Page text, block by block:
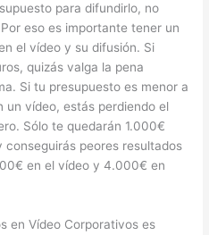
para difundirlo, no
eso es importante tener un
el vídeo y su difusión. Si
quizás valga la pena
Si tu presupuesto es menor a
vídeo, estás perdiendo el
Sólo te quedarán 1.000€
peores resultados
en el vídeo y 4.000€ en
en Vídeo Corporativos es